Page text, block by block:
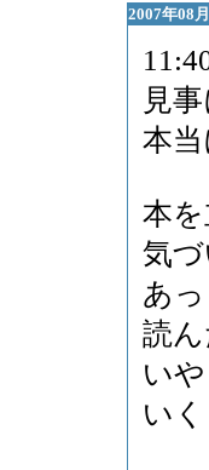
2007年08
見
本
本
気
あ
読
い
い